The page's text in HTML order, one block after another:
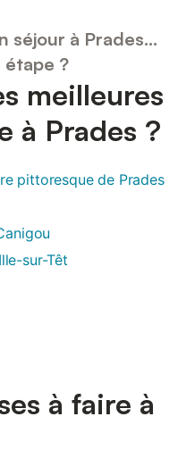
séjour à Prades...
étape ?
meilleures
à Prades ?
pittoresque de Prades
sur-Têt
à faire à